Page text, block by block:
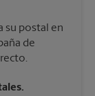
su postal en
de